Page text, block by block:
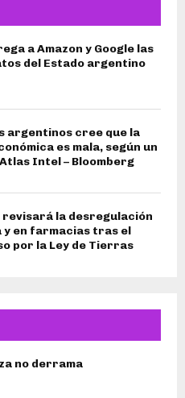
a Amazon y Google las
del Estado argentino
argentinos cree que la
es mala, según un
Intel – Bloomberg
revisará la desregulación
y en farmacias tras el
por la Ley de Tierras
no derrama